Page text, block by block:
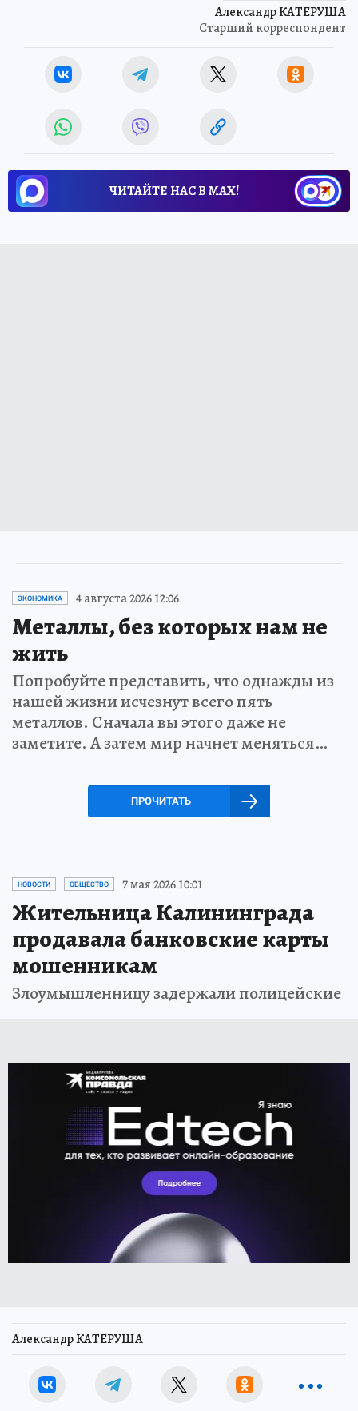
Александр КАТЕРУША
Старший корреспондент
ЧИТАЙТЕ НАС В МАХ!
ЭКОНОМИКА 4 августа 2026 12:06
Металлы, без которых нам не
жить
Попробуйте представить, что однажды из
нашей жизни исчезнут всего пять
металлов. Сначала вы этого даже не
заметите. А затем мир начнет меняться…
ПРОЧИТАТЬ
НОВОСТИ ОБЩЕСТВО 7 мая 2026 10:01
Жительница Калининграда
продавала банковские карты
мошенникам
Злоумышленницу задержали полицейские
Александр КАТЕРУША